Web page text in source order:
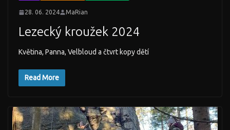
28. 06. 2024 MaRian
Lezecký kroužek 2024
Květina, Panna, Velbloud a čtvrt kopy dětí
Read More